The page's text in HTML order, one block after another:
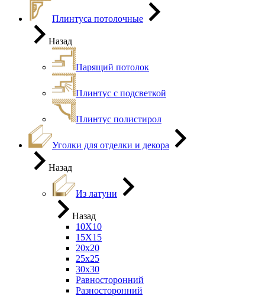
Плинтуса потолочные
Назад
Парящий потолок
Плинтус с подсветкой
Плинтус полистирол
Уголки для отделки и декора
Назад
Из латуни
Назад
10Х10
15Х15
20х20
25х25
30х30
Равносторонний
Разносторонний